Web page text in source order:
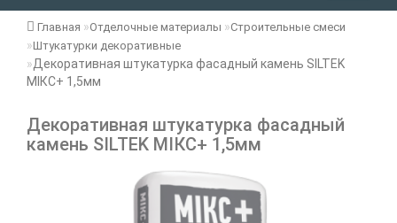
Главная Отделочные материалы
Строительные смеси
Штукатурки декоративные
Декоративная штукатурка фасадный камень SILTEK
МІКС+ 1,5мм
Декоративная штукатурка фасадный
камень SILTEK МІКС+ 1,5мм